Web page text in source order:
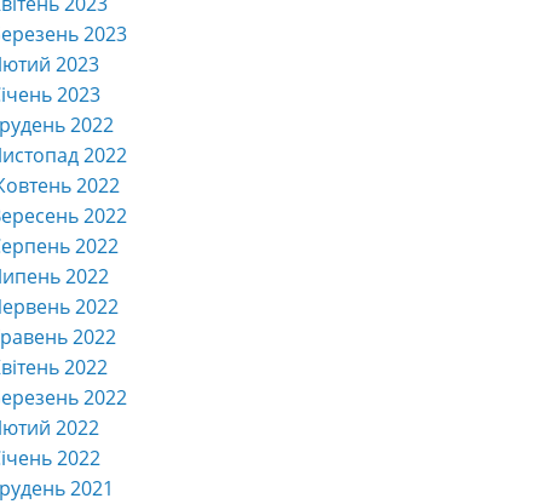
2023
2023
2023
2022
2022
2022
2022
2022
2022
2022
2022
2022
2022
2022
2022
2021